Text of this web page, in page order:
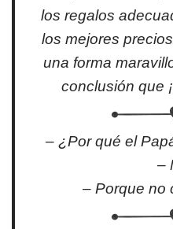
los regalos
los mejores
una forma
conclusión que
– ¿Por qué el
–
– Porque no